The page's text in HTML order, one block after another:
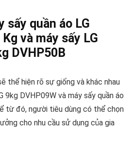
sấy quần áo LG
và máy sấy LG
DVHP50B
thể hiện rõ sự giống và khác nhau
9kg DVHP09W và máy sấy quần áo
từ đó, người tiêu dùng có thể chọn
cho nhu cầu sử dụng của gia